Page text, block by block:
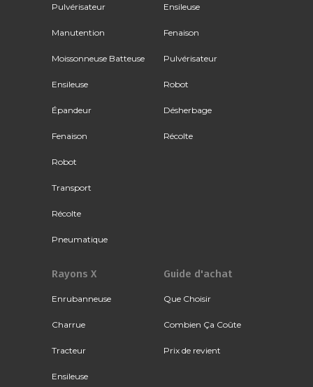
Pulvérisateur
Manutention
Moissonneuse Batteuse
Ensileuse
Épandeur
Fenaison
Robot
Transport
Récolte
Pneumatique
Ensileuse
Fenaison
Pulvérisateur
Robot
Désherbage
Récolte
Rayons X
Enrubanneuse
Charrue
Tracteur
Ensileuse
Guide d'achat
Que Choisir
Combien Ça Coûte
Prix de revient